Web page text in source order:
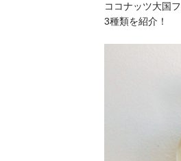
ココナッツ大国
3種類を紹介！